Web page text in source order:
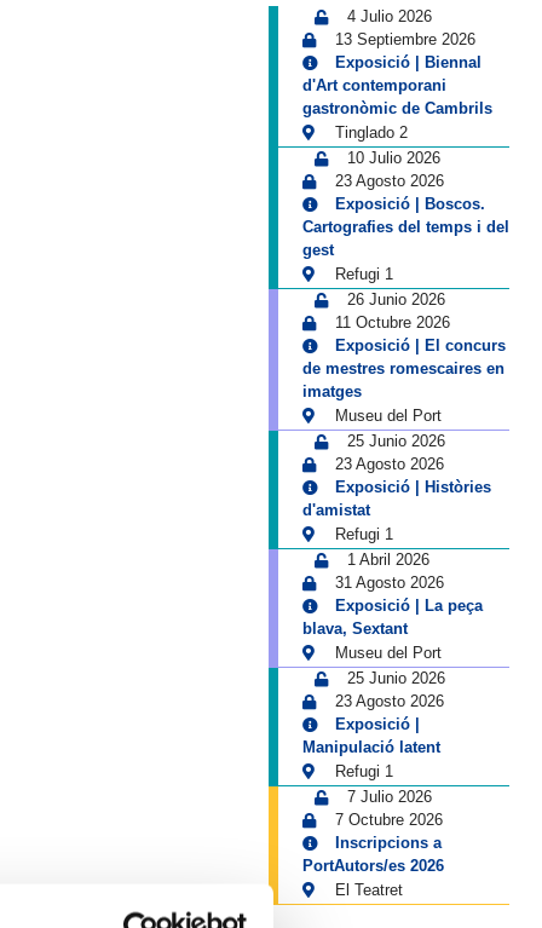
4 Julio 2026
13 Septiembre 2026
Exposició | Biennal
d'Art contemporani
gastronòmic de Cambrils
Tinglado 2
10 Julio 2026
23 Agosto 2026
Exposició | Boscos.
Cartografies del temps i del
gest
Refugi 1
26 Junio 2026
11 Octubre 2026
Exposició | El concurs
de mestres romescaires en
imatges
Museu del Port
25 Junio 2026
23 Agosto 2026
Exposició | Històries
d'amistat
Refugi 1
1 Abril 2026
31 Agosto 2026
Exposició | La peça
blava, Sextant
Museu del Port
25 Junio 2026
23 Agosto 2026
Exposició |
Manipulació latent
Refugi 1
7 Julio 2026
7 Octubre 2026
Inscripcions a
PortAutors/es 2026
El Teatret